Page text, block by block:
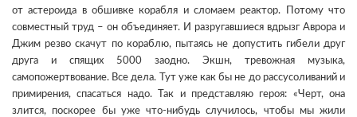
от астероида в обшивке корабля и сломаем реактор. Потому что
совместный труд – он объединяет. И разругавшиеся вдрызг Аврора и
Джим резво скачут по кораблю, пытаясь не допустить гибели друг
друга и спящих 5000 заодно. Экшн, тревожная музыка,
самопожертвование. Все дела. Тут уже как бы не до рассусоливаний и
примирения, спасаться надо. Так и представляю героя: «Черт, она
злится, поскорее бы уже что-нибудь случилось, чтобы мы жили